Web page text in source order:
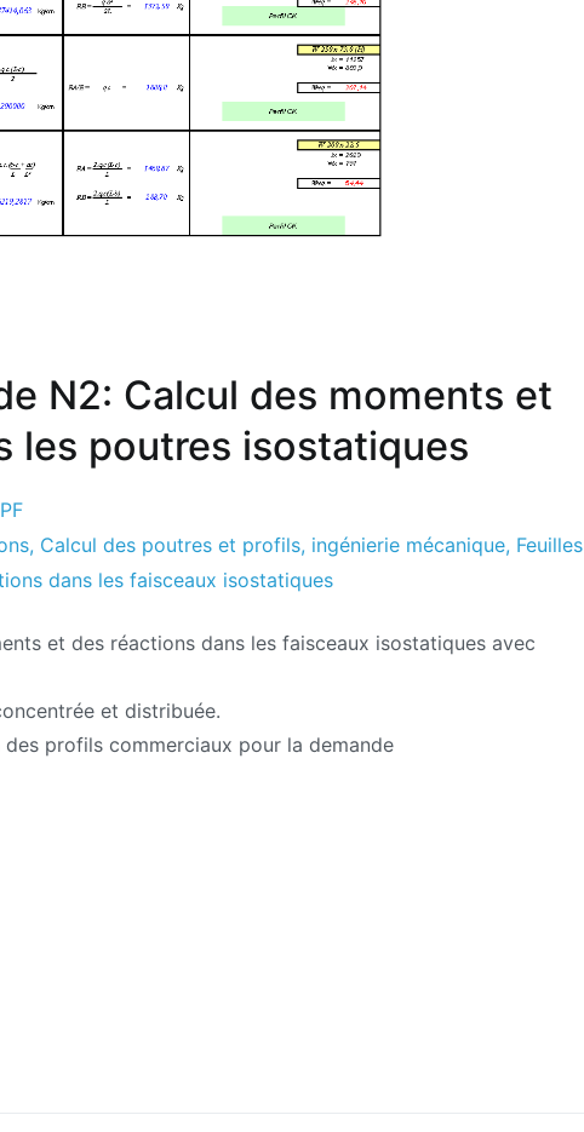
N2: Calcul des moments et
les poutres isostatiques
, Calcul des poutres et profils, ingénierie mécanique, Feuilles
dans les faisceaux isostatiques
et des réactions dans les faisceaux isostatiques avec
et distribuée.
profils commerciaux pour la demande